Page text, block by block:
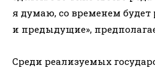
я думаю, со временем будет
и предыдущие»,
Среди реализуемых